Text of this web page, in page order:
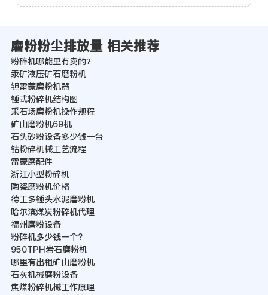
磨粉粉尘排放量 相关推荐
粉碎机哪能里有卖的？
汞矿液压矿石磨粉机
钽雷蒙磨粉机器
锤式粉碎机结构图
采石场磨粉机操作规程
矿山磨粉机69机
石头砂粉设备多少钱一台
钴粉碎机械工艺流程
雷蒙磨配件
浙江小型粉碎机
陶瓷磨粉机价格
德工多锤头水泥磨粉机
哈尔滨煤炭粉碎机代理
福州磨粉设备
粉碎机多少钱一个?
950TPH岩石磨粉机
哪里有出租矿山磨粉机
石灰机械磨粉设备
焦煤粉碎机械工作原理